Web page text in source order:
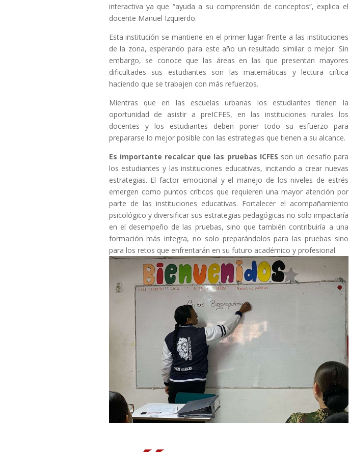
interactiva ya que “ayuda a su comprensión de conceptos”, explica el
docente Manuel Izquierdo.
Esta institución se mantiene en el primer lugar frente a las instituciones
de la zona, esperando para este año un resultado similar o mejor. Sin
embargo, se conoce que las áreas en las que presentan mayores
dificultades sus estudiantes son las matemáticas y lectura crítica
haciendo que se trabajen con más refuerzos.
Mientras que en las escuelas urbanas los estudiantes tienen la
oportunidad de asistir a preICFES, en las instituciones rurales los
docentes y los estudiantes deben poner todo su esfuerzo para
prepararse lo mejor posible con las estrategias que tienen a su alcance.
Es importante recalcar que las pruebas ICFES son un desafío para
los estudiantes y las instituciones educativas, incitando a crear nuevas
estrategias. El factor emocional y el manejo de los niveles de estrés
emergen como puntos críticos que requieren una mayor atención por
parte de las instituciones educativas. Fortalecer el acompañamiento
psicológico y diversificar sus estrategias pedagógicas no solo impactaría
en el desempeño de las pruebas, sino que también contribuiría a una
formación más integra, no solo preparándolos para las pruebas sino
para los retos que enfrentarán en su futuro académico y profesional.